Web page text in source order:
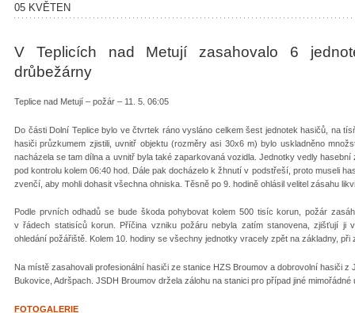
05 KVĚTEN
V Teplicích nad Metují zasahovalo 6
drůbežárny
Teplice nad Metují – požár – 11. 5. 06:05
Do části Dolní Teplice bylo ve čtvrtek ráno vysláno celkem šest jednotek hasičů, na
hasiči průzkumem zjistili, uvnitř objektu (rozměry asi 30x6 m) bylo uskladněno
nacházela se tam dílna a uvnitř byla také zaparkovaná vozidla. Jednotky vedly
pod kontrolu kolem 06:40 hod. Dále pak docházelo k žhnutí v podstřeší, proto museli
zvenčí, aby mohli dohasit všechna ohniska. Těsně po 9. hodině ohlásil velitel zásahu
Podle prvních odhadů se bude škoda pohybovat kolem 500 tisíc korun, požár
v řádech statisíců korun. Příčina vzniku požáru nebyla zatím stanovena, zjišťují ji
ohledání požářiště. Kolem 10. hodiny se všechny jednotky vracely zpět na základny, při
Na místě zasahovali profesionální hasiči ze stanice HZS Broumov a dobrovolní hasiči z
Bukovice, Adršpach. JSDH Broumov držela zálohu na stanici pro případ jiné mimořádné
FOTOGALERIE